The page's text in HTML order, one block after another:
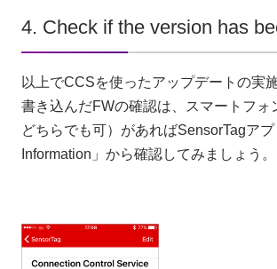
4. Check if the version has
以上でCCSを使ったアップデートの実
書き込んだFWの確認は、スマートフォ
どちらでも可）があればSensorTagア
Information」から確認してみましょう。